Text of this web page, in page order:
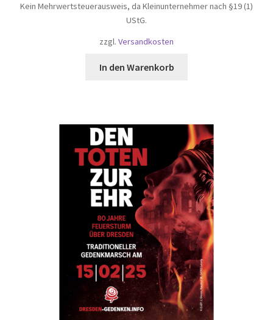
Kein Mehrwertsteuerausweis, da Kleinunternehmer nach §19 (1)
UStG.
zzgl. Versandkosten
In den Warenkorb